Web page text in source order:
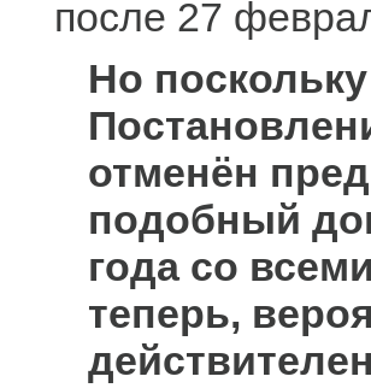
после 27
Но поскольку
отменён
подобный
года со
теперь,